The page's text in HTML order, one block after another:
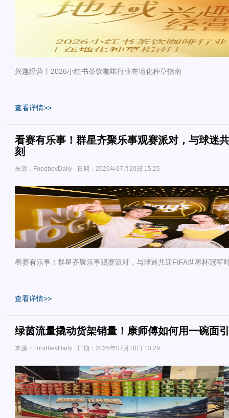
兴趣经营丨2026小红书茶饮咖啡行业在地化种草指南
查看详情>>
看赛有乐事！群星齐聚乐事观赛派对，与球迷
刻
来源：FoodbevDaily 日期：2026年07月20日 15:25
看赛有乐事！群星齐聚乐事观赛派对，与球迷共迎FIFA世界杯冠军
查看详情>>
绿茵流量撬动货架销量！康师傅如何用一碗面
来源：FoodbevDaily 日期：2026年07月10日 13:29